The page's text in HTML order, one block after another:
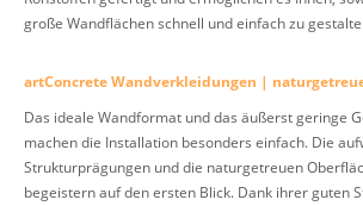
große Wandflächen schnell und einfach zu
artConcrete Wandverkleidungen |
Das ideale Wandformat und das äußerst geringe
machen die Installation besonders einfach. Die
Strukturprägungen und die naturgetreuen
begeistern auf den ersten Blick. Dank ihrer guten